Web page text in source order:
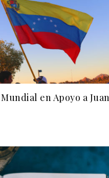
en Apoyo a Juan